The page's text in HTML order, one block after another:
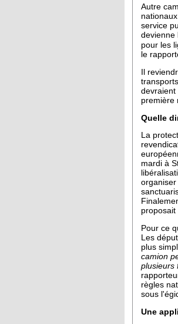
Autre
service
devienne
pour les
le
Il
devraient
première
Quelle
La
mardi à
proposait
Pour ce
Les
plus
camion
plusieurs
règles
sous
Une